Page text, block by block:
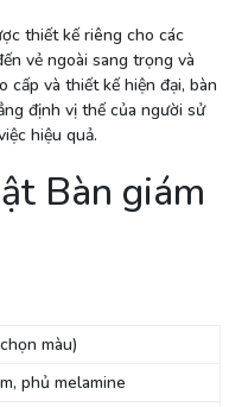
thiết kế riêng cho các
vẻ ngoài sang trọng và
và thiết kế hiện đại, bàn
định vị thế của người sử
hiệu quả.
Bàn giám
màu)
phủ melamine